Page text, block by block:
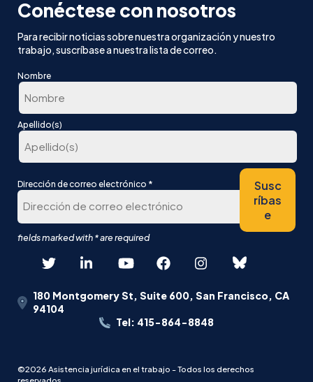
Conéctese con nosotros
Para recibir noticias sobre nuestra organización y nuestro
trabajo, suscríbase a nuestra lista de correo.
Nombre
En
lugar
Apellido(s)
Dirección de correo electrónico *
Susc
ríbas
e
180 Montgomery St, Suite 600, San Francisco, CA
94104
Tel: 415-864-8848
©2026 Asistencia jurídica en el trabajo - Todos los derechos